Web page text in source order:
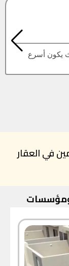
يكون أسرع
في العقار
ومؤسسات